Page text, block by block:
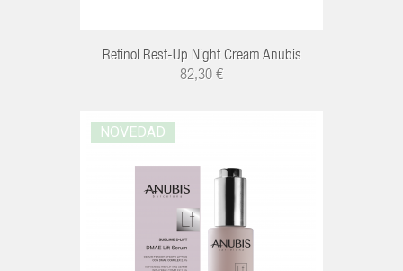
Retinol Rest-Up Night Cream Anubis
82,30 €
NOVEDAD